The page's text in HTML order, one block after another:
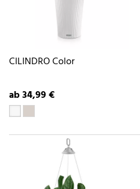
CILINDRO Color
ab 34,99 €